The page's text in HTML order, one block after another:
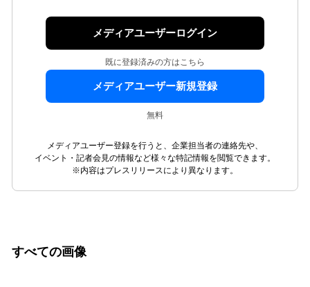
メディアユーザーログイン
既に登録済みの方はこちら
メディアユーザー新規登録
無料
メディアユーザー登録を行うと、企業担当者の連絡先や、
イベント・記者会見の情報など様々な特記情報を閲覧できます。
※内容はプレスリリースにより異なります。
すべての画像